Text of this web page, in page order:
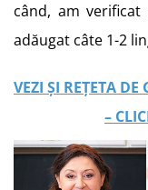
când, am
adăugat câte 1-2
VEZI ȘI REȚETA
–